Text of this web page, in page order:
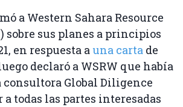
a Western Sahara Resource
sobre sus planes a principios
en respuesta a una carta de
declaró a WSRW que había
consultora Global Diligence
a todas las partes interesadas